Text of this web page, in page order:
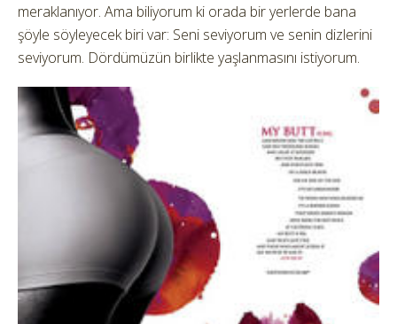
meraklanıyor. Ama biliyorum ki orada bir yerlerde bana
şöyle söyleyecek biri var: Seni seviyorum ve senin dizlerini
seviyorum. Dördümüzün birlikte yaşlanmasını istiyorum.